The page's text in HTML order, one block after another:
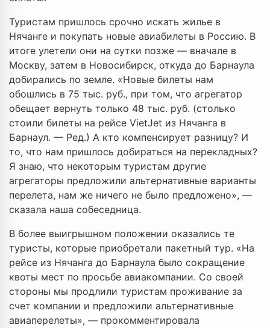
Туристам пришлось срочно искать жилье в
Нячанге и покупать новые авиабилеты в Россию. В
итоге улетели они на сутки позже — вначале в
Москву, затем в Новосибирск, откуда до Барнаула
добирались по земле. «Новые билеты нам
обошлись в 75 тыс. руб., при том, что агрегатор
обещает вернуть только 48 тыс. руб. (столько
стоили билеты на рейсе VietJet из Нячанга в
Барнаул. — Ред.) А кто компенсирует разницу? И
то, что нам пришлось добираться на перекладных?
Я знаю, что некоторым туристам другие
агрегаторы предложили альтернативные варианты
перелета, нам же ничего не было предложено», —
сказала наша собеседница.
В более выигрышном положении оказались те
туристы, которые приобретали пакетный тур. «На
рейсе из Нячанга до Барнаула было сокращение
квоты мест по просьбе авиакомпании. Со своей
стороны мы продлили туристам проживание за
счет компании и предложили альтернативные
авиаперелеты», — прокомментировала